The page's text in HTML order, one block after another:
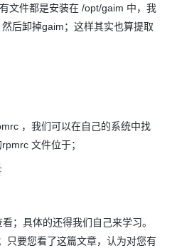
文件都是安装在 /opt/gaim 中，我
后卸掉gaim；这样其实也算提取
，我们可以在自己的系统中找
文件位于；
；具体的还得我们自己来学习。
只要您看了这篇文章，认为对您有